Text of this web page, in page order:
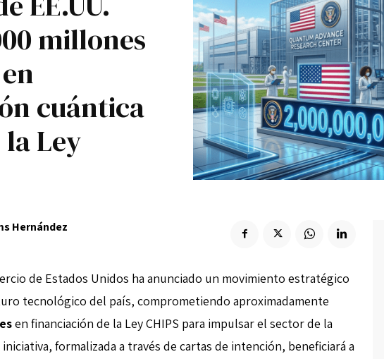
Suscribir
millones
cuántica
Ley
Hernández
de Estados Unidos ha anunciado un movimiento estratégico
tecnológico del país, comprometiendo aproximadamente
en financiación de la Ley CHIPS para impulsar el sector de la
formalizada a través de cartas de intención, beneficiará a